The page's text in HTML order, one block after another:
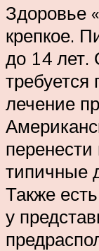
Здоровье
крепкое.
до 14 лет.
лечение
типичные
Также
у